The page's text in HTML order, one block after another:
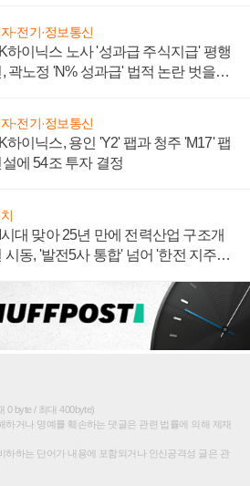
·전기·정보통신
하이닉스 노사 '성과급 주식지급' 평행
곽노정 'N% 성과급' 법적 논란 벗을지
·전기·정보통신
하이닉스, 용인 'Y2' 팹과 청주 'M17' 팹
에 54조 투자 결정
대 맞아 25년 만에 전력산업 구조개
시동, '발전5사 통합' 넘어 '한전 지주사'
0 byte / 최대 400byte)
하거나 명예를 훼손하는 댓글은 관련 법률에 의해 제재
하하는 단어가 내용에 포함되거나 인신공격성 글은 관